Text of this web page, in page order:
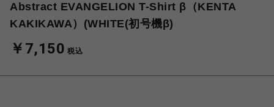
Abstract EVANGELION T-Shirt β（KENTA
KAKIKAWA）(WHITE(初号機β)
￥7,150 税込